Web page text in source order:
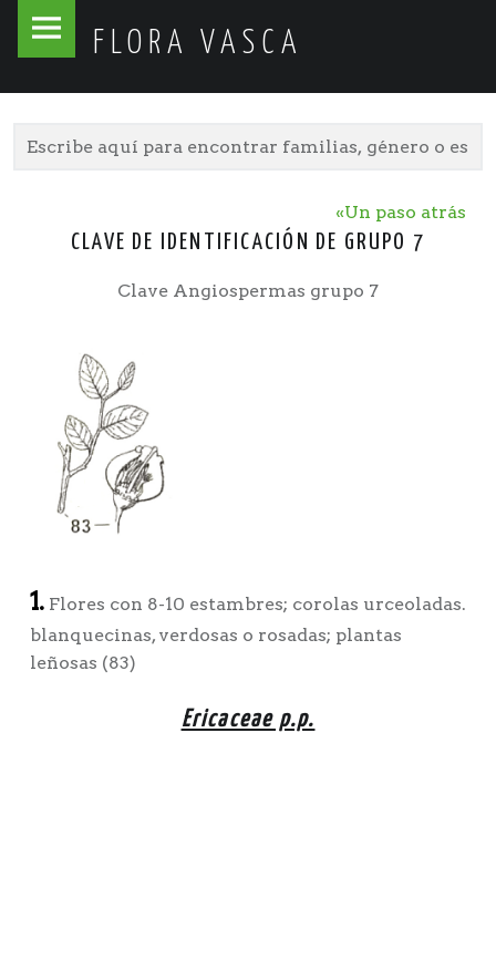
FLORA VASCA
Flora
Skip
«Un paso atrás
CLAVE DE IDENTIFICACIÓN DE GRUPO 7
Clave Angiospermas grupo 7
1.Flores con 8-10 estambres; corolas urceoladas.
blanquecinas, verdosas o rosadas; plantas
leñosas (83)
Ericaceae p.p.